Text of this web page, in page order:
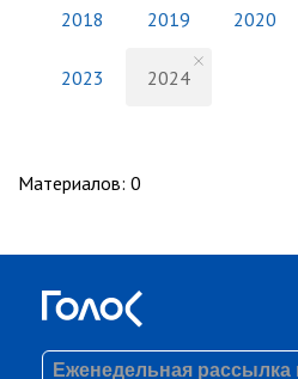
2018 2019 2020
2023 2024
Материалов: 0